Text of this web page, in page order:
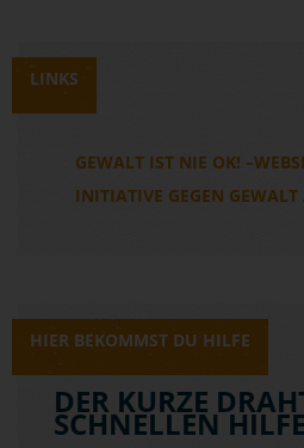
LINKS
GEWALT IST NIE OK!
INITIATIVE GEGEN
HIER BEKOMMST DU HILFE
DER KURZE
SCHNELLEN